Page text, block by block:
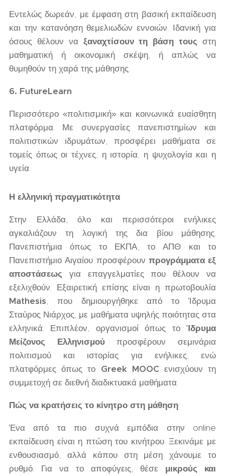
Εντελώς δωρεάν, με έμφαση στη βασική εκπαίδευση
και την κατανόηση θεμελιωδών εννοιών. Ιδανική για
όσους θέλουν να ξαναχτίσουν τη βάση τους στη
μαθηματική ή οικονομική σκέψη, ή απλώς να
θυμηθούν τη χαρά της μάθησης.
6. FutureLearn
Περισσότερο «πολιτισμική» και κοινωνικά ευαίσθητη
πλατφόρμα. Με συνεργασίες πανεπιστημίων και
πολιτιστικών ιδρυμάτων, προσφέρει μαθήματα σε
τομείς όπως οι τέχνες, η ιστορία, η ψυχολογία και η
υγεία.
Η ελληνική πραγματικότητα
Στην Ελλάδα, όλο και περισσότεροι ενήλικες
αγκαλιάζουν τη λογική της δια βίου μάθησης.
Πανεπιστήμια όπως το ΕΚΠΑ, το ΑΠΘ και το
Πανεπιστήμιο Αιγαίου προσφέρουν προγράμματα εξ
αποστάσεως για επαγγελματίες που θέλουν να
εξελιχθούν. Εξαιρετική επίσης είναι η πρωτοβουλία
Mathesis, που δημιουργήθηκε από το Ίδρυμα
Σταύρος Νιάρχος, με μαθήματα υψηλής ποιότητας στα
ελληνικά. Επιπλέον, οργανισμοί όπως το Ίδρυμα
Μείζονος Ελληνισμούπροσφέρουν σεμινάρια
πολιτισμού και ιστορίας για ενήλικες, ενώ
πλατφόρμες όπως το Greek MOOCενισχύουν τη
συμμετοχή σε διεθνή διαδικτυακά μαθήματα.
Πώς να κρατήσεις το κίνητρο στη μάθηση
Ένα από τα πιο συχνά εμπόδια στην online
εκπαίδευση είναι η πτώση του κινήτρου. Ξεκινάμε με
ενθουσιασμό, αλλά κάπου στη μέση χάνουμε το
ρυθμό. Για να το αποφύγεις, θέσε μικρούς και